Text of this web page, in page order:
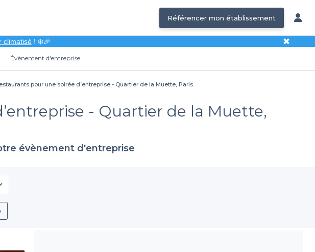
Référencer mon établissement
climatisé! ❄️🎉 ✖
Évènement d'entreprise
pour une soirée d’entreprise - Quartier de la Muette, Paris
- Quartier de la Muette,
évènement d'entreprise